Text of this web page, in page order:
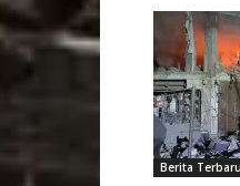
Berita Terbaru